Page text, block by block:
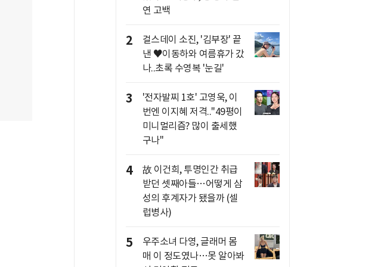
연 고백
2
걸스데이 소진, '김부장' 끝
낸 ♥이동하와 여름휴가 갔
나..초록 수영복 '눈길'
3
'전자발찌 1호' 고영욱, 이
번엔 이지혜 저격.."49평이
미니멀리즘? 많이 출세했
구나"
4
故 이건희, 투명인간 취급
받던 셋째아들…어떻게 삼
성의 후계자가 됐을까 (셀
럽병사)
5
우주소녀 다영, 글래머 몸
매 이 정도였나…못 알아봐